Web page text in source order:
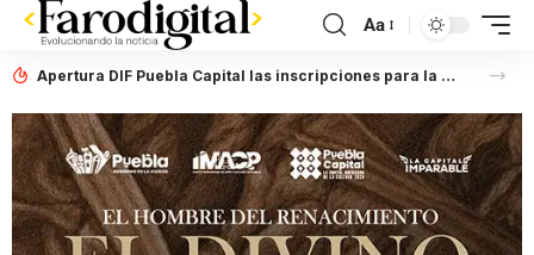
Aa
Apertura DIF Puebla Capital las inscripciones para la Carrera de Capacitación para el Trabajo en Gastronomía